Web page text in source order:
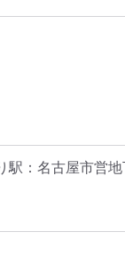
駅：名古屋市営